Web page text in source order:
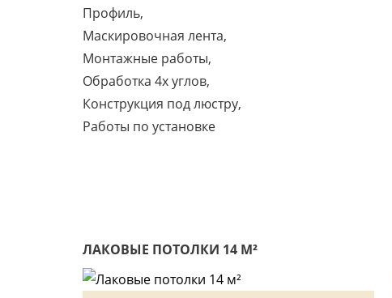
Профиль,
Маскировочная лента,
Монтажные работы,
Обработка 4х углов,
Конструкция под люстру,
Работы по установке
ЛАКОВЫЕ ПОТОЛКИ 14 М²